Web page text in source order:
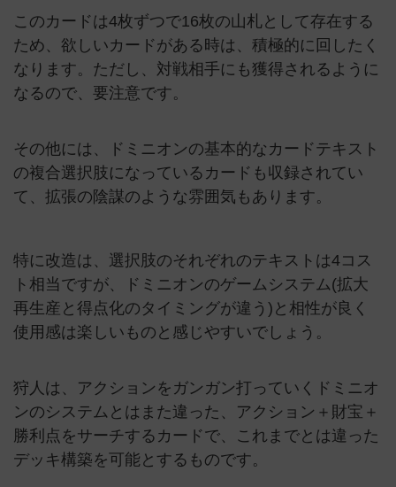
このカードは4枚ずつで16枚の山札として存在する
ため、欲しいカードがある時は、積極的に回したく
なります。ただし、対戦相手にも獲得されるように
なるので、要注意です。
その他には、ドミニオンの基本的なカードテキスト
の複合選択肢になっているカードも収録されてい
て、拡張の陰謀のような雰囲気もあります。
特に改造は、選択肢のそれぞれのテキストは4コス
ト相当ですが、ドミニオンのゲームシステム(拡大
再生産と得点化のタイミングが違う)と相性が良く
使用感は楽しいものと感じやすいでしょう。
狩人は、アクションをガンガン打っていくドミニオ
ンのシステムとはまた違った、アクション＋財宝＋
勝利点をサーチするカードで、これまでとは違った
デッキ構築を可能とするものです。